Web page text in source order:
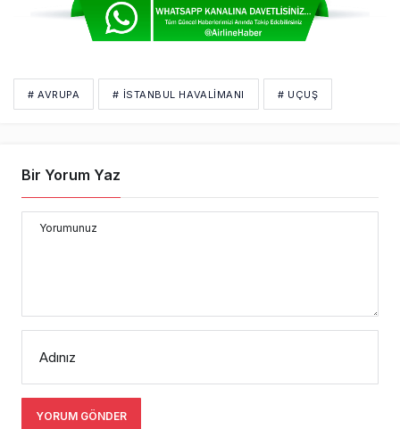
# AVRUPA # İSTANBUL HAVALİMANI # UÇUŞ
Bir Yorum Yaz
Yorumunuz
Adınız
YORUM GÖNDER